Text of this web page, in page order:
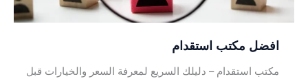
افضل مكتب استقدام
مكتب استقدام – دليلك السريع لمعرفة السعر والخيارات قبل